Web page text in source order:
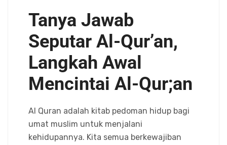
Tanya Jawab
Seputar Al-Qur’an,
Langkah Awal
Mencintai Al-Qur;an
Al Quran adalah kitab pedoman hidup bagi
umat muslim untuk menjalani
kehidupannya. Kita semua berkewajiban